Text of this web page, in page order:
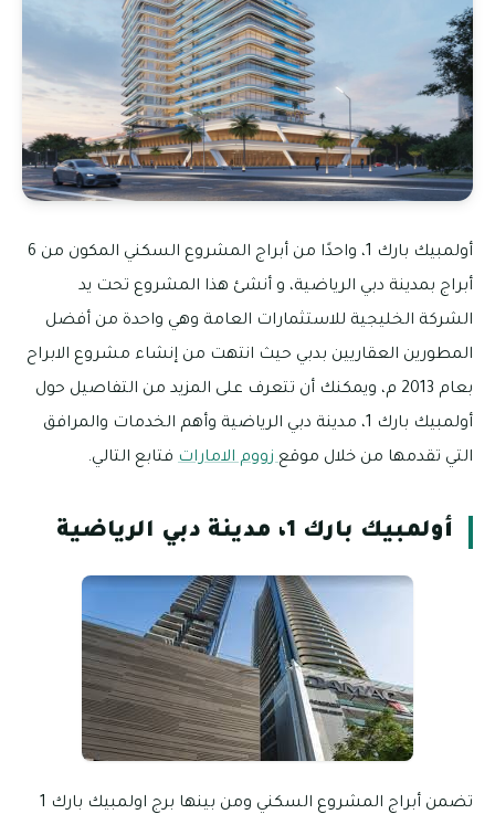
أولمبيك بارك 1، واحدًا من أبراج المشروع السكني المكون من 6
أبراج بمدينة دبي الرياضية، و أنشئ هذا المشروع تحت يد
الشركة الخليجية للاستثمارات العامة وهي واحدة من أفضل
المطورين العقاريين بدبي حيث انتهت من إنشاء مشروع الابراح
بعام 2013 م، ويمكنك أن تتعرف على المزيد من التفاصيل حول
أولمبيك بارك 1، مدينة دبي الرياضية وأهم الخدمات والمرافق
التي تقدمها من خلال موقعزووم الامارات فتابع التالي.
أولمبيك بارك 1، مدينة دبي الرياضية
تضمن أبراج المشروع السكني ومن بينها برج اولمبيك بارك 1